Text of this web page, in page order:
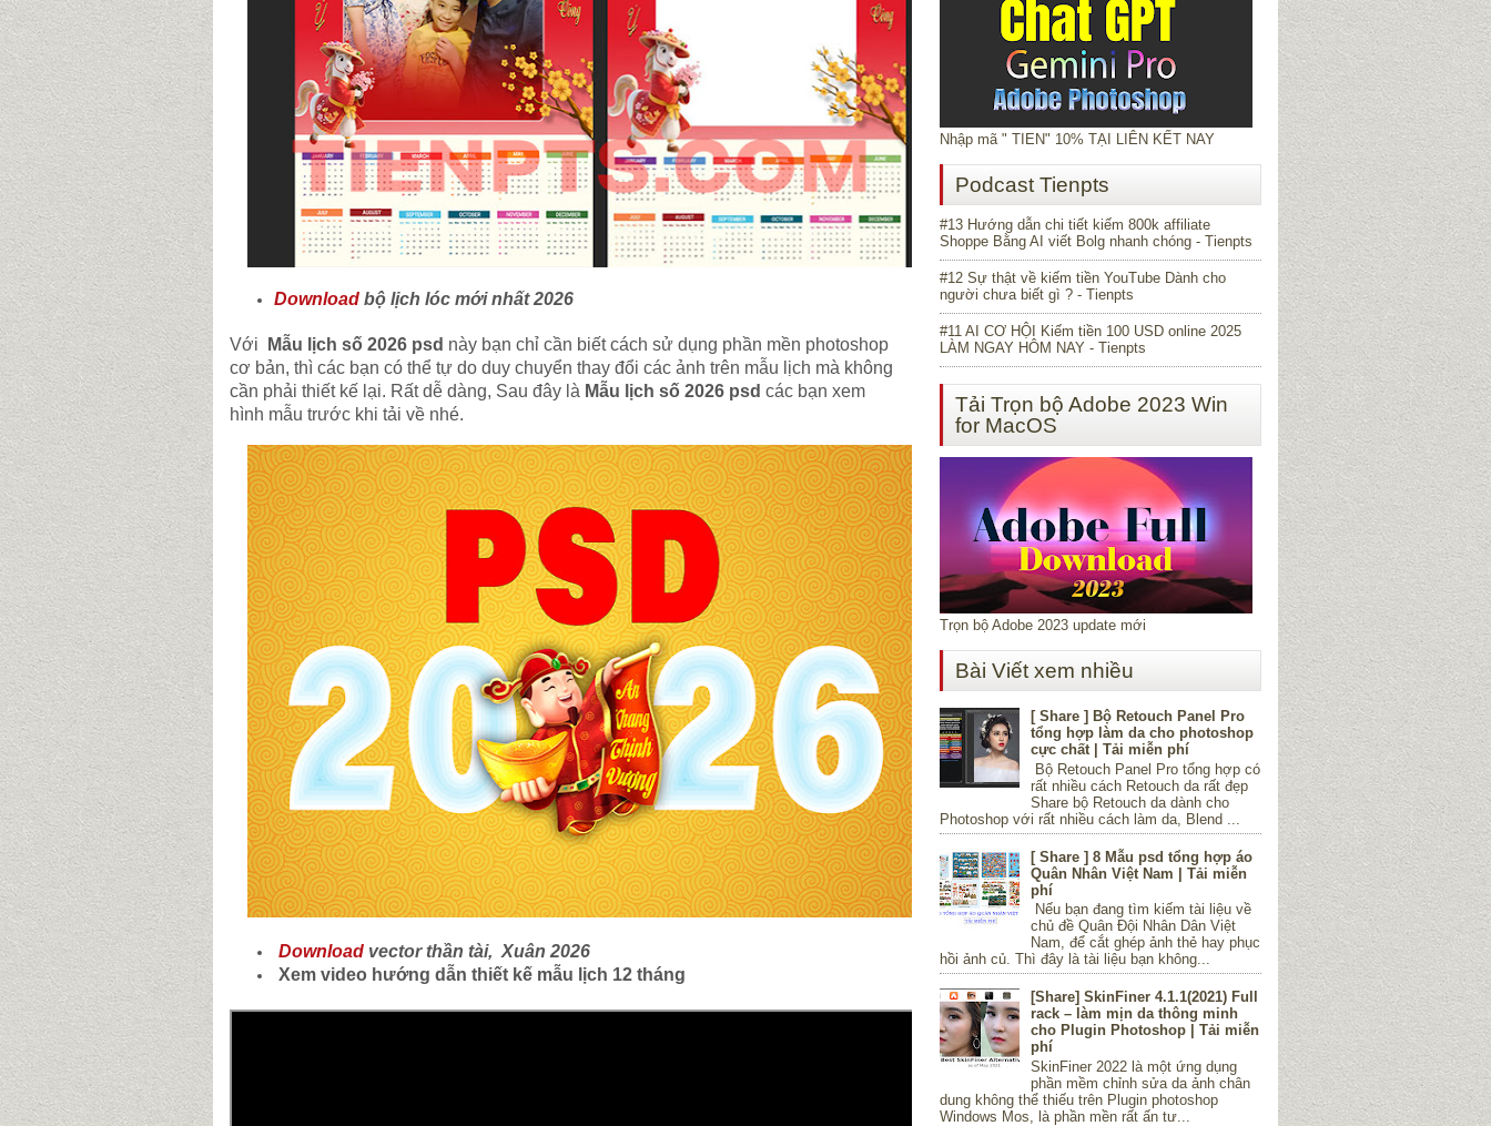
Download bộ lịch lóc mới nhất 2026
Với Mẫu lịch số 2026 psd này bạn chỉ cần biết cách sử dụng phần mền photoshop
cơ bản, thì các bạn có thể tự do duy chuyển thay đổi các ảnh trên mẫu lịch mà không
cần phải thiết kế lại. Rất dễ dàng, Sau đây là Mẫu lịch số 2026 psd các bạn xem
hình mẫu trước khi tải về nhé.
Download vector thần tài, Xuân 2026
Xem video hướng dẫn thiết kế mẫu lịch 12 tháng
Nhập mã " TIEN" 10% TẠI LIÊN KẾT NAY
Podcast Tienpts
#13 Hướng dẫn chi tiết kiếm 800k affiliate
Shoppe Bằng AI viết Bolg nhanh chóng - Tienpts
#12 Sự thật về kiếm tiền YouTube Dành cho
người chưa biết gì ? - Tienpts
#11 AI CƠ HỘI Kiếm tiền 100 USD online 2025
LÀM NGAY HÔM NAY - Tienpts
Tải Trọn bộ Adobe 2023 Win
for MacOS
Trọn bộ Adobe 2023 update mới
Bài Viết xem nhiều
[ Share ] Bộ Retouch Panel Pro
tổng hợp làm da cho photoshop
cực chất | Tải miễn phí
Bộ Retouch Panel Pro tổng hợp có
rất nhiều cách Retouch da rất đẹp
Share bộ Retouch da dành cho
Photoshop với rất nhiều cách làm da, Blend ...
[ Share ] 8 Mẫu psd tổng hợp áo
Quân Nhân Việt Nam | Tải miễn
phí
Nếu bạn đang tìm kiếm tài liệu về
chủ đề Quân Đội Nhân Dân Việt
Nam, để cắt ghép ảnh thẻ hay phục
hồi ảnh củ. Thì đây là tài liệu bạn không...
[Share] SkinFiner 4.1.1(2021) Full
rack – làm mịn da thông minh
cho Plugin Photoshop | Tải miễn
phí
SkinFiner 2022 là một ứng dụng
phần mềm chỉnh sửa da ảnh chân
dung không thể thiếu trên Plugin photoshop
Windows Mos, là phần mền rất ấn tư...